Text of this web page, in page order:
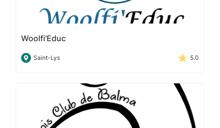
Woolfi'Educ
Saint-Lys 5.0